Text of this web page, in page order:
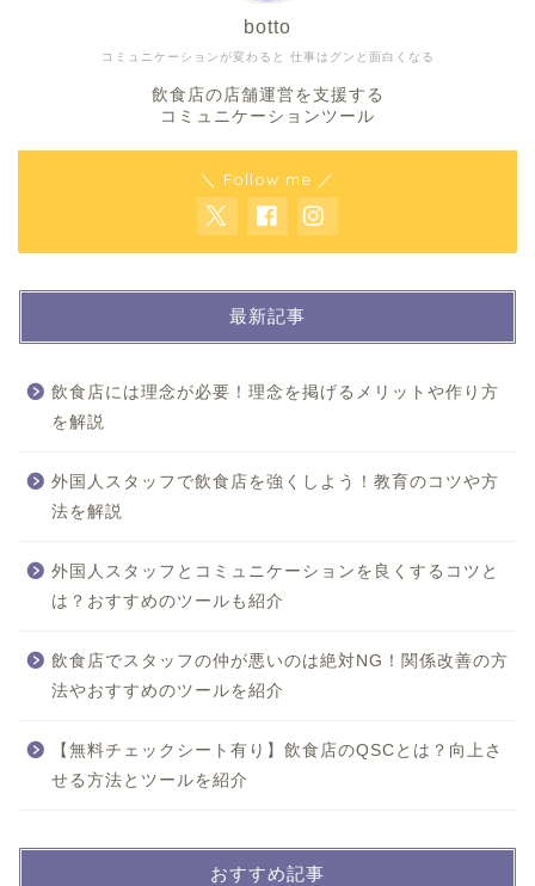
コミュニケーションが変わると 仕事はグンと面白くなる
botto
飲食店の店舗運営を支援する
コミュニケーションツール
＼ Follow me ／
最新記事
飲食店には理念が必要！理念を掲げるメリットや作り方
を解説
外国人スタッフで飲食店を強くしよう！教育のコツや方
法を解説
外国人スタッフとコミュニケーションを良くするコツと
は？おすすめのツールも紹介
飲食店でスタッフの仲が悪いのは絶対NG！関係改善の方
法やおすすめのツールを紹介
【無料チェックシート有り】飲食店のQSCとは？向上さ
せる方法とツールを紹介
おすすめ記事